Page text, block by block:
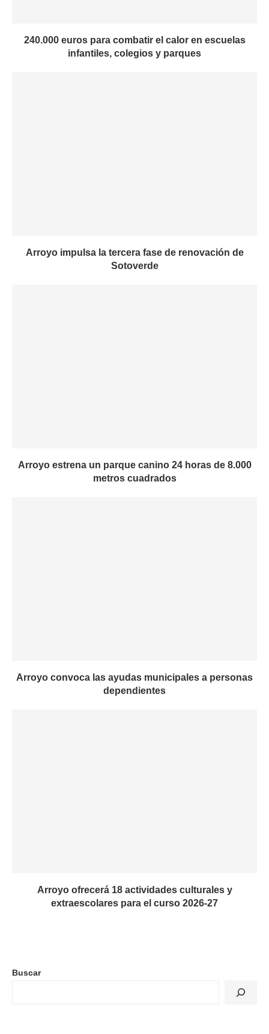
240.000 euros para combatir el calor en escuelas
infantiles, colegios y parques
Arroyo impulsa la tercera fase de renovación de
Sotoverde
Arroyo estrena un parque canino 24 horas de 8.000
metros cuadrados
Arroyo convoca las ayudas municipales a personas
dependientes
Arroyo ofrecerá 18 actividades culturales y
extraescolares para el curso 2026-27
Buscar